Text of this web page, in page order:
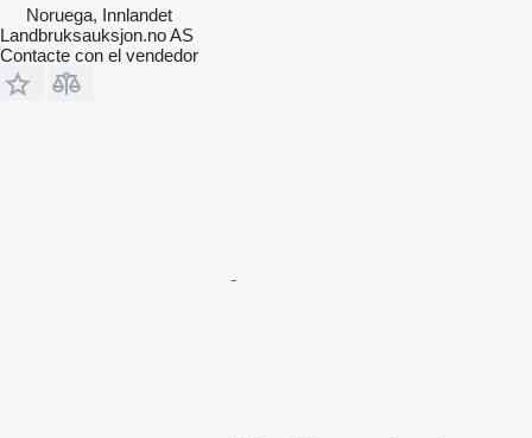
Noruega, Innlandet
Landbruksauksjon.no AS
Contacte con el vendedor